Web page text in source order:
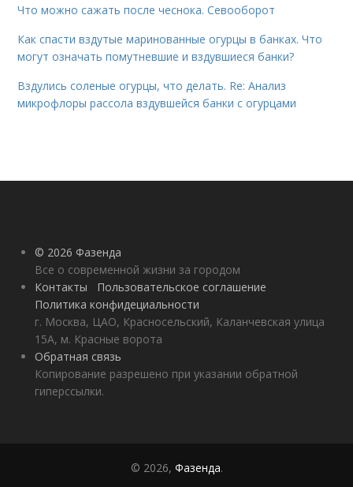
Что можно сажать после чеснока. Севооборот
Как спасти вздутые маринованные огурцы в банках. Что
могут означать помутневшие и вздувшиеся банки?
Вздулись соленые огурцы, что делать. Re: Анализ
микрофлоры рассола вздувшейся банки с огурцами
© 2026 Фазенда
Все о современной жизни за городом
Контакты
Пользовательское соглашение
Политика конфидециальности
г. Москва, ЦАО, Красносельский, Каланчевская улица
15А, м. Красные ворота
Обратная связь
Копирование разрешено при указании обратной
гиперссылки.
© 2026, Фазенда.